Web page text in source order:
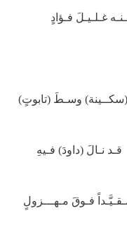
غـلـيـلَ فـؤادٍ
وسـطَ (تابوتٍ)
نـالَ (داودَ) فـيهِ
فـوقَ مـهـــزولٍ